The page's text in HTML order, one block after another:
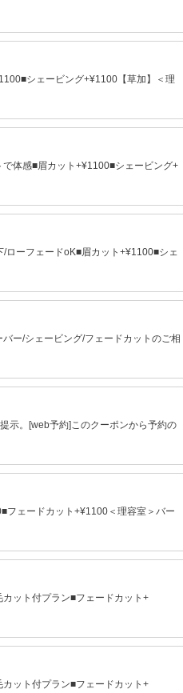
シェービング+¥1100【草加】＜理
体感■眉カット+¥1100■シェービング+
ローフェードoK■眉カット+¥1100■シェ
ー/シェービング/フェードカットのご相
示。[web予約]このクーポンから予約の
フェードカット+¥1100＜理容室＞バー
ット付プラン■フェードカット+
ット付プラン■フェードカット+